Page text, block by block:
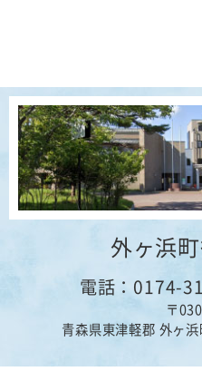
外ヶ浜
電話：0174-
〒
青森県東津軽郡 外ヶ